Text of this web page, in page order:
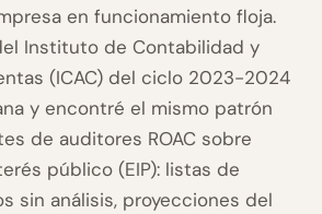
en funcionamiento floja.
Instituto de Contabilidad y
(ICAC) del ciclo 2023-2024
y encontré el mismo patrón
de auditores ROAC sobre
público (EIP): listas de
sin análisis, proyecciones del